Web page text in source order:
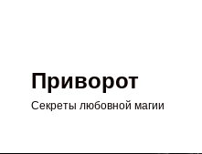
Приворот
Секреты любовной магии